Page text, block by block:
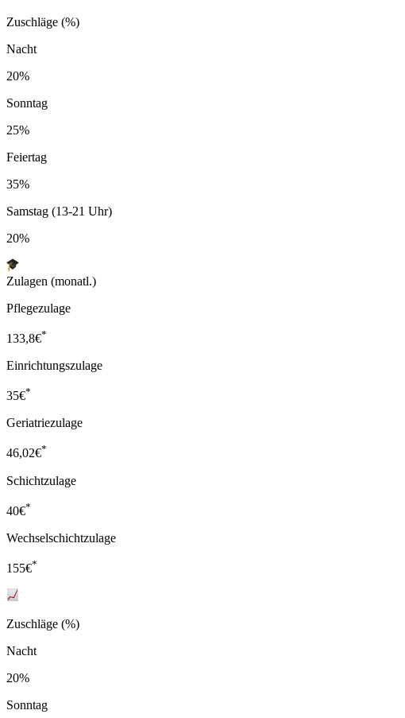
Zuschläge (%)
Nacht
20%
Sonntag
25%
Feiertag
35%
Samstag (13-21 Uhr)
20%
Zulagen (monatl.)
Pflegezulage
133,8€*
Einrichtungszulage
35€*
Geriatriezulage
46,02€*
Schichtzulage
40€*
Wechselschichtzulage
155€*
Zuschläge (%)
Nacht
20%
Sonntag